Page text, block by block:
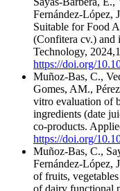
Fernández-López,
Suitable for Food
(Confitera cv.) and
Technology,
https://doi.org/
Muñoz-Bas, C.,
Gomes, AM.,
vitro evaluation of
ingredients (date
co-products.
https://doi.org/
Muñoz-Bas, C.,
Fernández-López,
of fruits,